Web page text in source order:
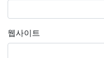
웹사이트